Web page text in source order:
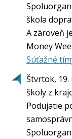
škola
A zároveň
Money
Súťažné
Štvrtok, 19.
školy z
Podujatie